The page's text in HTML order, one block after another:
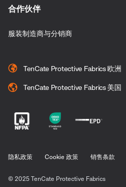
合作伙伴
服装制造商与分销商
TenCate Protective Fabrics 欧洲
TenCate Protective Fabrics 美国
隐私政策 Cookie 政策 销售条款
© 2025 TenCate Protective Fabrics